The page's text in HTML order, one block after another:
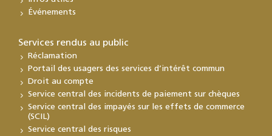
Événements
Services rendus au public
Réclamation
Portail des usagers des services d’intérêt commun
Droit au compte
Service central des incidents de paiement sur chèques
Service central des impayés sur les effets de commerce
(SCIL)
Service central des risques